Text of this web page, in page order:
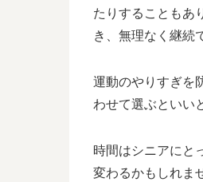
たりすることもあ
き、無理なく継続
運動のやりすぎを
わせて選ぶといい
時間はシニアにと
変わるかもしれま